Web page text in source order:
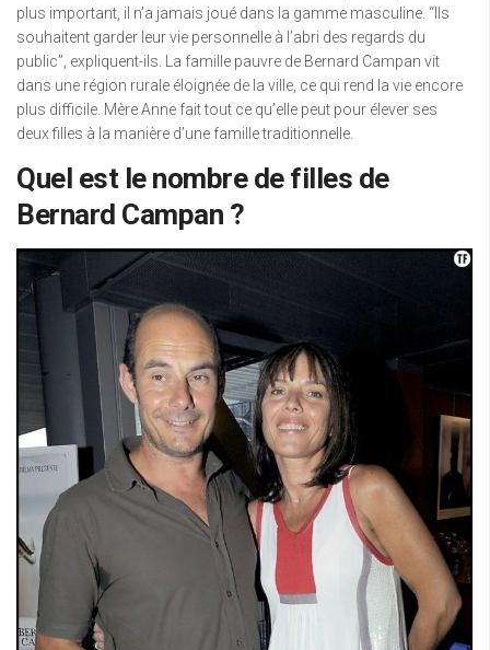
plus important, il n’a jamais joué dans la gamme masculine. “Ils
souhaitent garder leur vie personnelle à l’abri des regards du
public”, expliquent-ils. La famille pauvre de Bernard Campan vit
dans une région rurale éloignée de la ville, ce qui rend la vie encore
plus difficile. Mère Anne fait tout ce qu’elle peut pour élever ses
deux filles à la manière d’une famille traditionnelle.
Quel est le nombre de filles de
Bernard Campan ?